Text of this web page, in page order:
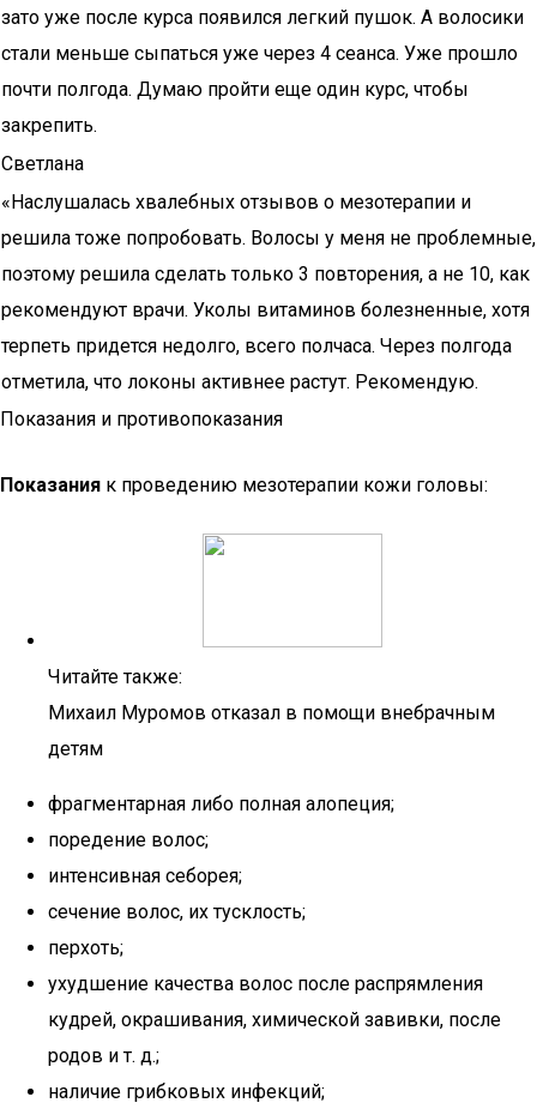
зато уже после курса появился легкий пушок. А волосики
стали меньше сыпаться уже через 4 сеанса. Уже прошло
почти полгода. Думаю пройти еще один курс, чтобы
закрепить.
Светлана
«Наслушалась хвалебных отзывов о мезотерапии и
решила тоже попробовать. Волосы у меня не проблемные,
поэтому решила сделать только 3 повторения, а не 10, как
рекомендуют врачи. Уколы витаминов болезненные, хотя
терпеть придется недолго, всего полчаса. Через полгода
отметила, что локоны активнее растут. Рекомендую.
Показания и противопоказания
Показания к проведению мезотерапии кожи головы:
Читайте также:
Михаил Муромов отказал в помощи внебрачным
детям
фрагментарная либо полная алопеция;
поредение волос;
интенсивная себорея;
сечение волос, их тусклость;
перхоть;
ухудшение качества волос после распрямления
кудрей, окрашивания, химической завивки, после
родов и т. д.;
наличие грибковых инфекций;